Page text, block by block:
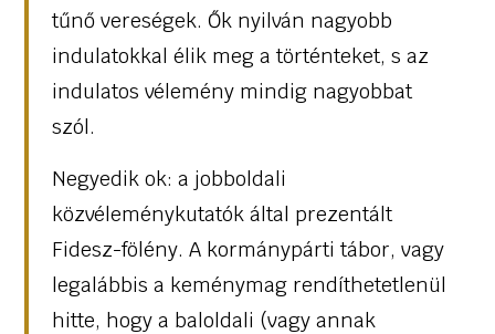
tűnő vereségek. Ők nyilván nagyobb
indulatokkal élik meg a történteket, s az
indulatos vélemény mindig nagyobbat
szól.
Negyedik ok: a jobboldali
közvéleménykutatók által prezentált
Fidesz-fölény. A kormánypárti tábor, vagy
legalábbis a keménymag rendíthetetlenül
hitte, hogy a baloldali (vagy annak